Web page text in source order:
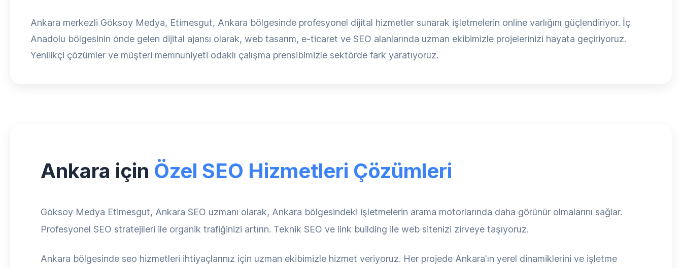
Ankara merkezli Göksoy Medya, Etimesgut, Ankara bölgesinde profesyonel dijital hizmetler sunarak işletmelerin online varlığını güçlendiriyor. İç
Anadolu bölgesinin önde gelen dijital ajansı olarak, web tasarım, e-ticaret ve SEO alanlarında uzman ekibimizle projelerinizi hayata geçiriyoruz.
Yenilikçi çözümler ve müşteri memnuniyeti odaklı çalışma prensibimizle sektörde fark yaratıyoruz.
Ankara için Özel SEO Hizmetleri Çözümleri
Göksoy Medya Etimesgut, Ankara SEO uzmanı olarak, Ankara bölgesindeki işletmelerin arama motorlarında daha görünür olmalarını sağlar.
Profesyonel SEO stratejileri ile organik trafiğinizi artırın. Teknik SEO ve link building ile web sitenizi zirveye taşıyoruz.
Ankara bölgesinde seo hizmetleri ihtiyaçlarınız için uzman ekibimizle hizmet veriyoruz. Her projede Ankara'ın yerel dinamiklerini ve işletme